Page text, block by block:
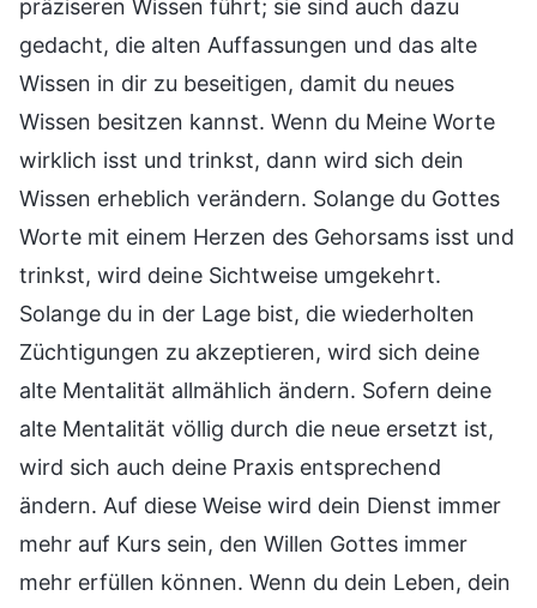
präziseren Wissen führt; sie sind auch dazu
gedacht, die alten Auffassungen und das alte
Wissen in dir zu beseitigen, damit du neues
Wissen besitzen kannst. Wenn du Meine Worte
wirklich isst und trinkst, dann wird sich dein
Wissen erheblich verändern. Solange du Gottes
Worte mit einem Herzen des Gehorsams isst und
trinkst, wird deine Sichtweise umgekehrt.
Solange du in der Lage bist, die wiederholten
Züchtigungen zu akzeptieren, wird sich deine
alte Mentalität allmählich ändern. Sofern deine
alte Mentalität völlig durch die neue ersetzt ist,
wird sich auch deine Praxis entsprechend
ändern. Auf diese Weise wird dein Dienst immer
mehr auf Kurs sein, den Willen Gottes immer
mehr erfüllen können. Wenn du dein Leben, dein